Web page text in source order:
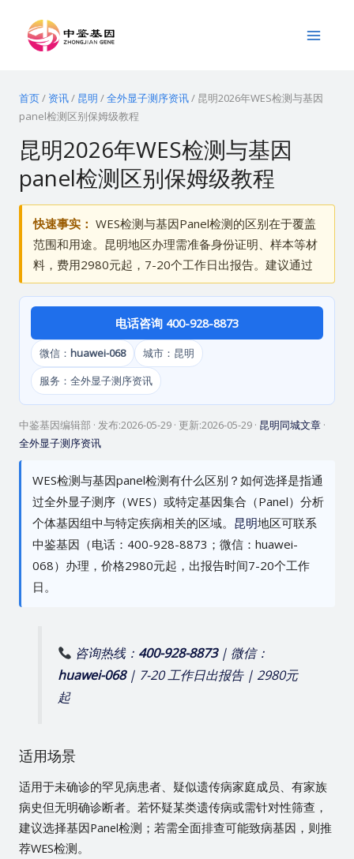
Menu
首页/ 资讯/ 昆明 /全外显子测序资讯/ 昆明2026年WES检测与基因
panel检测区别保姆级教程
昆明2026年WES检测与基因
panel检测区别保姆级教程
快速事实： WES检测与基因Panel检测的区别在于覆盖
范围和用途。昆明地区办理需准备身份证明、样本等材
料，费用2980元起，7-20个工作日出报告。建议通过
电话咨询 400-928-8873
微信： huawei-068
城市：昆明
服务：全外显子测序资讯
中鉴基因编辑部 · 发布:2026-05-29· 更新:2026-05-29· 昆明同城文章·
全外显子测序资讯
WES检测与基因panel检测有什么区别？如何选择是指通
过全外显子测序（WES）或特定基因集合（Panel）分析
个体基因组中与特定疾病相关的区域。 昆明地区可联系
中鉴基因（电话：400-928-8873；微信：huawei-
068）办理，价格2980元起，出报告时间7-20个工作
日。
咨询热线： 400-928-8873| 微信：
huawei-068| 7-20 工作日出报告 | 2980元
起
适用场景
适用于未确诊的罕见病患者、疑似遗传病家庭成员、有家族
病史但无明确诊断者。若怀疑某类遗传病或需针对性筛查，
建议选择基因Panel检测；若需全面排查可能致病基因，则推
荐WES检测。